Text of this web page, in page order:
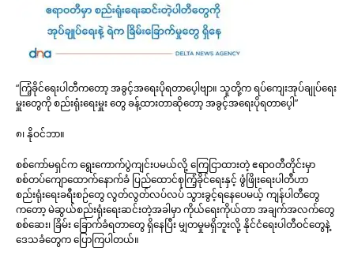
“ကြံ့ခိုင်ရေးပါတီကတော့ အခွင့်အရေးပိုရတာပေ့ါဗျာ။ သူတို့က ရပ်ကျေးအုပ်ချုပ်ရေး
မှူးတွေကို စည်းရုံးရေးမှူး တွေ ခန့်ထားတာဆိုတော့ အခွင့်အရေးပိုရတာပေ့ါ”
၈၊ နိုဝင်ဘာ။
စစ်ကော်မရှင်က ရွေးကောက်ပွဲကျင်းပမယ်လို့ ကြေငြာထားတဲ့ ဧရာ၀တီတိုင်းမှာ
စစ်တပ်ကျောထောက်နောက်ခံ ပြည်ထောင်စုကြံ့ခိုင်ရေးနှင့် ဖွံဖြိုးရေးပါတီဟာ
စည်းရုံးရေးခရီးစဉ်တွေ လွတ်လွတ်လပ်လပ် သွားခွင့်ရနေပေမယ့် ကျန်ပါတီတွေ
ကတော့ မဲဆွယ်စည်းရုံးရေးဆင်းတဲ့အခါမှာ ကိုယ်ရေးကိုယ်တာ အချက်အလက်တွေ
စစ်ဆေး၊ ခြိမ်း ခြောက်ခံရတာတွေ ရှိနေပြီး မျှတမှုမရှိဘူးလို့ နိုင်ငံရေးပါတီဝင်တွေနဲ့
ဒေသခံတွေက ပြောကြပါတယ်။